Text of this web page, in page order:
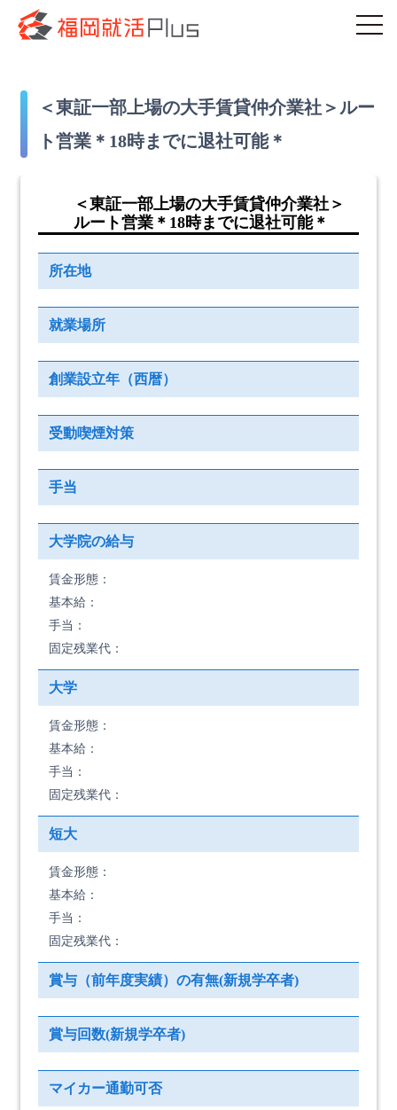
＜東証一部上場の大手賃貸仲介業社＞ルー
ト営業＊18時までに退社可能＊
＜東証一部上場の大手賃貸仲介業社＞
ルート営業＊18時までに退社可能＊
所在地
就業場所
創業設立年（西暦）
受動喫煙対策
手当
大学院の給与
賃金形態：
基本給：
手当：
固定残業代：
大学
賃金形態：
基本給：
手当：
固定残業代：
短大
賃金形態：
基本給：
手当：
固定残業代：
賞与（前年度実績）の有無(新規学卒者)
賞与回数(新規学卒者)
マイカー通勤可否